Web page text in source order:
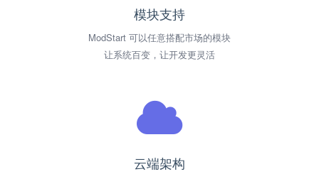
模块支持
ModStart 可以任意搭配市场的模块
让系统百变，让开发更灵活
云端架构